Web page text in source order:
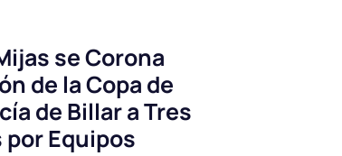
se Corona
de la Copa de
de Billar a Tres
por Equipos